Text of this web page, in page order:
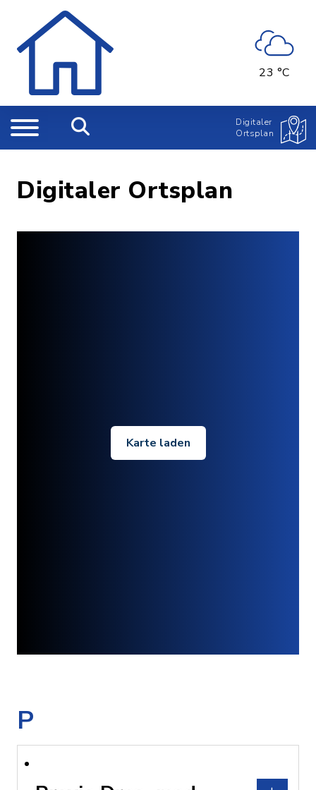
23 °C
Digitaler
Ortsplan
Digitaler Ortsplan
Karte laden
P